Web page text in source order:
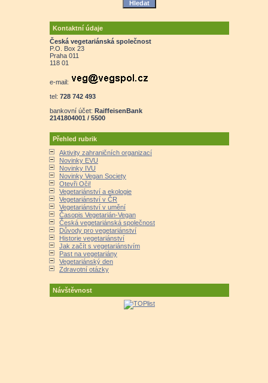
Kontaktní údaje
Česká vegetariánská společnost
P.O. Box 23
Praha 011
118 01
e-mail:
tel: 728 742 493
bankovní účet: RaiffeisenBank
2141804001 / 5500
Přehled rubrik
Aktivity zahraničních organizací
Novinky EVU
Novinky IVU
Novinky Vegan Society
Otevři Oči!
Vegetariánství a ekologie
Vegetariánství v ČR
Vegetariánství v umění
Časopis Vegetarián-Vegan
Česká vegetariánská společnost
Důvody pro vegetariánství
Historie vegetariánství
Jak začít s vegetariánstvím
Past na vegetariány
Vegetariánský den
Zdravotní otázky
Návštěvnost